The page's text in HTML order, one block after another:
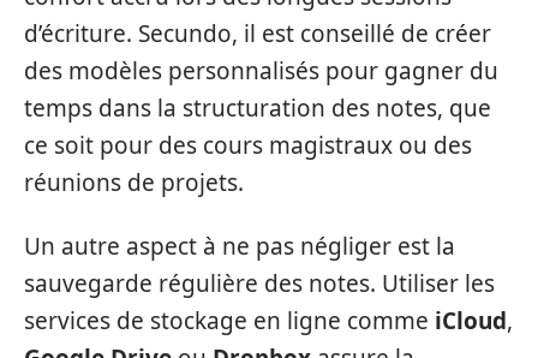
d’écriture. Secundo, il est conseillé de créer
des modèles personnalisés pour gagner du
temps dans la structuration des notes, que
ce soit pour des cours magistraux ou des
réunions de projets.
Un autre aspect à ne pas négliger est la
sauvegarde régulière des notes. Utiliser les
services de stockage en ligne comme iCloud,